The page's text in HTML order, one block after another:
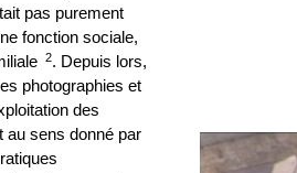
pas purement
fonction sociale,
2. Depuis lors,
photographies et
des
au sens donné par